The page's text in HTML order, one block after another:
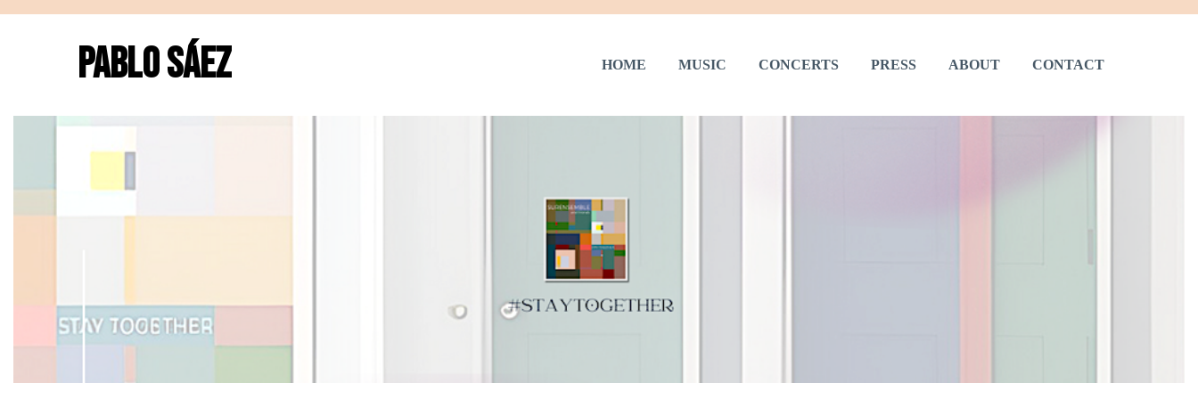
PABLO SÁEZ HOME MUSIC CONCERTS PRESS ABOUT CONTACT